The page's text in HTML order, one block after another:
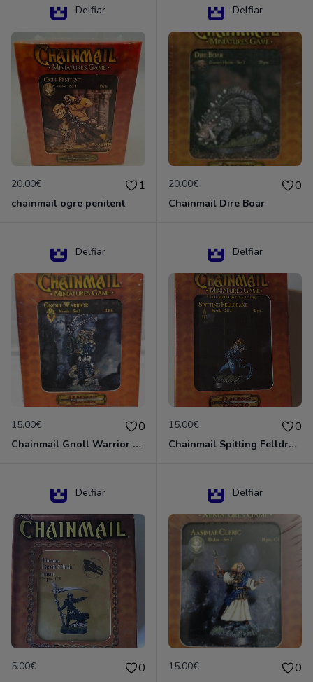
Delfiar
20.00€ 1
chainmail ogre penitent
Delfiar
20.00€ 0
Chainmail Dire Boar
Delfiar
15.00€ 0
Chainmail Gnoll Warrior Dungeons & Dragons
Delfiar
15.00€ 0
Chainmail Spitting Felldrake
Delfiar
5.00€ 0
Delfiar
15.00€ 0